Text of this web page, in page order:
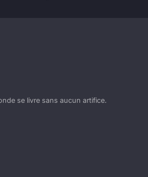
se livre sans aucun artifice.